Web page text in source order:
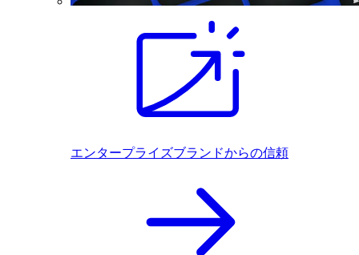
エンタープライズブランドからの信頼